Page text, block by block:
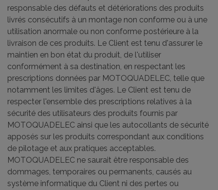
responsable des défauts et détériorations des produits
livrés consécutifs à un montage non conforme ou à une
utilisation anormale ou non conforme postérieure à la
livraison de ces produits. Le Client est tenu d'assurer le
maintien en bon état du produit, de l'utiliser
conformément à sa destination, en respectant les
prescriptions données par MOTOQUADELEC, telle que
notamment les limites d'âges. Le Client est tenu de
respecter l'ensemble des prescriptions relatives à la
sécurité des utilisateurs des produits fournis par
MOTOQUADELEC ainsi que les autocollants de sécurité
apposés sur les produits correspondant aux conditions
de pilotage et aux pratiques acceptables.
MOTOQUADELEC ne saurait être responsable des
dommages, temporaires ou permanents, causés au
système informatique du Client ni des pertes ou